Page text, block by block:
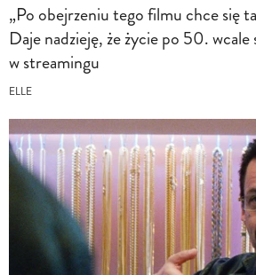
„Po obejrzeniu tego filmu chce się
Daje nadzieję, że życie po 50.
w streamingu
ELLE